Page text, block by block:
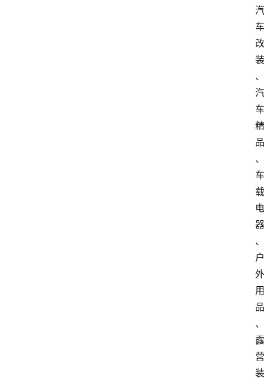
汽
车
改
装
、
汽
车
精
品
、
车
载
电
器
、
户
外
用
品
、
露
营
装